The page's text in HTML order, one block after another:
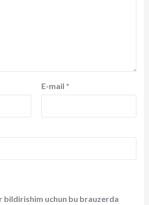
E-mail *
bildirishim uchun bu brauzerda